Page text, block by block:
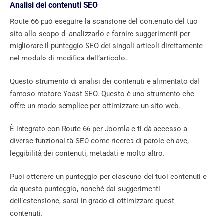
Analisi dei contenuti SEO
Route 66 può eseguire la scansione del contenuto del tuo
sito allo scopo di analizzarlo e fornire suggerimenti per
migliorare il punteggio SEO dei singoli articoli direttamente
nel modulo di modifica dell’articolo.
Questo strumento di analisi dei contenuti è alimentato dal
famoso motore Yoast SEO. Questo è uno strumento che
offre un modo semplice per ottimizzare un sito web.
È integrato con Route 66 per Joomla e ti dà accesso a
diverse funzionalità SEO come ricerca di parole chiave,
leggibilità dei contenuti, metadati e molto altro.
Puoi ottenere un punteggio per ciascuno dei tuoi contenuti e
da questo punteggio, nonché dai suggerimenti
dell’estensione, sarai in grado di ottimizzare questi
contenuti.